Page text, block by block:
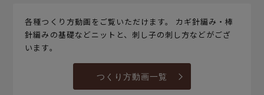
各種つくり方動画をご覧いただけます。 カギ針編み・棒
針編みの基礎などニットと、刺し子の刺し方などがござ
います。
つくり方動画一覧